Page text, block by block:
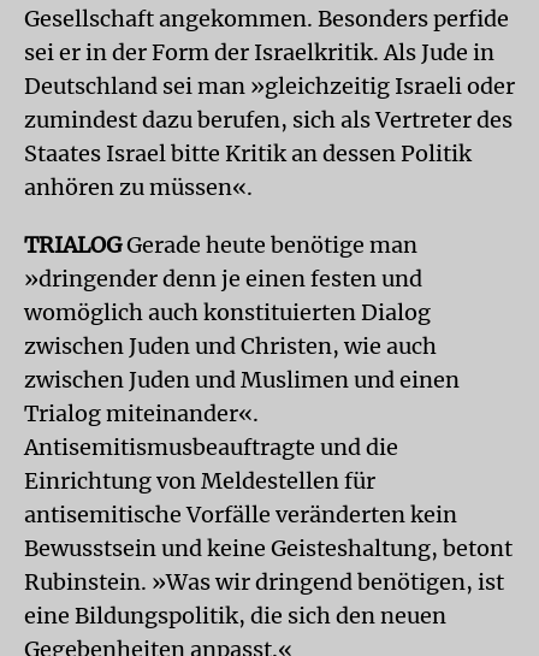
Gesellschaft angekommen. Besonders perfide
sei er in der Form der Israelkritik. Als Jude in
Deutschland sei man »gleichzeitig Israeli oder
zumindest dazu berufen, sich als Vertreter des
Staates Israel bitte Kritik an dessen Politik
anhören zu müssen«.
TRIALOGGerade heute benötige man
»dringender denn je einen festen und
womöglich auch konstituierten Dialog
zwischen Juden und Christen, wie auch
zwischen Juden und Muslimen und einen
Trialog miteinander«.
Antisemitismusbeauftragte und die
Einrichtung von Meldestellen für
antisemitische Vorfälle veränderten kein
Bewusstsein und keine Geisteshaltung, betont
Rubinstein. »Was wir dringend benötigen, ist
eine Bildungspolitik, die sich den neuen
Gegebenheiten anpasst.«